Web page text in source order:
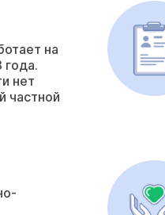
на
года.
нет
частной